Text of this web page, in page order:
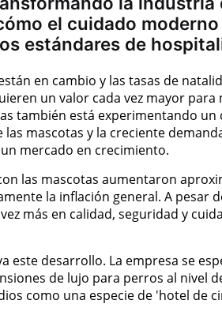
el cuidado
estándares de
en cambio y las tasas de
un valor cada vez mayor para
también está experimentando
mascotas y la creciente
mercado en crecimiento.
las mascotas aumentaron
la inflación general. A pesar
más en calidad, seguridad y
este desarrollo. La empresa se
de lujo para perros al nivel
como una especie de 'hotel de